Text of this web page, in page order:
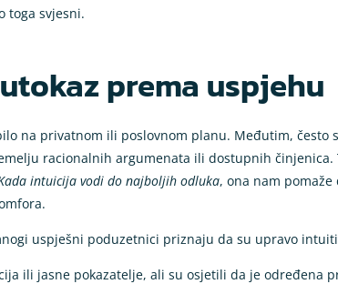
toga svjesni.
prema uspjehu
na privatnom ili poslovnom planu. Međutim, često
racionalnih argumenata ili dostupnih
intuicija vodi do najboljih odluka, ona nam
uspješni poduzetnici priznaju da su upravo
ili jasne pokazatelje, ali su osjetili da je određena